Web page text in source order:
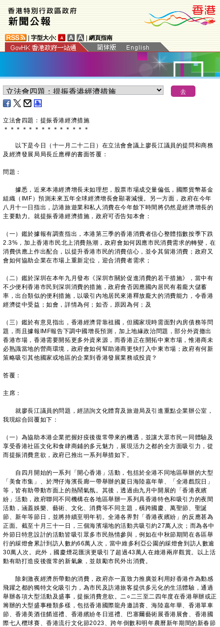
字型大小: 網頁指南
立法會四題：提振香港經濟措施
＊ ＊ ＊ ＊ ＊ ＊ ＊ ＊ ＊ ＊ ＊ ＊ ＊ ＊
以下是今日（十一月二十二日）在立法會會議上廖長江議員的提問和商務
及經濟發展局局長丘應樺的書面答覆：
問題：
據悉，近來本港經濟增長未如理想，股票市場成交量偏低，國際貨幣基金
組織（IMF）預測未來五年全球經濟增長會顯著減慢。另一方面，政府在今年
八月十一日指出，訪港旅遊業和私人消費在今年餘下時間將仍然是經濟增長的
主要動力。就提振香港經濟措施，政府可否告知本會：
（一）鑑於據報有調查指出，本港第三季的香港消費者信心整體指數按季下跌
2.3%，加上香港市民北上消費熱潮，政府會如何因應市民消費需求的轉變，在
消費供應上作出配合，以提升香港市民的消費信心，並令其留港消費；政府又
會如何協助企業在市場上重新定位，迎合消費者需求；
（二）鑑於深圳在本年九月發布《深圳市關於促進消費的若干措施》，當中有
不少便利香港市民到深圳消費的措施，政府會否因應國內居民有着龐大儲蓄
率，出台類似的便利措施，以吸引內地居民來港釋放龐大的消費能力，令香港
經濟從中受益；如會，詳情為何；如否，原因為何；及
（三）鑑於有意見指出，香港經濟背靠祖國，但國家現時需面對內房債務等問
題，而且據報IMF報告下調中國增長預測，加上地緣政治問題，部分外資撤出
香港市場，香港需要開拓更多外資來源，而香港正在開拓中東市場，惟港商未
必熟識當地的營商環境，政府會如何幫助港商更快打入中東市場；政府有何新
策略吸引其他國家或地區的企業到香港發展業務或投資？
答覆：
主席：
就廖長江議員的問題，經諮詢文化體育及旅遊局及引進重點企業辦公室，
我現綜合回覆如下：
（一）為協助本港企業把握好疫後復常帶來的機遇，並讓大眾市民一同體驗及
享受香港社區文化和食肆商鋪的多元魅力，展現活力之都的全方面吸引力，從
而提振消費意欲，政府已推出一系列舉措如下。
自四月開始的一系列「開心香港」活動，包括於全港不同地區舉辦的大型
「美食市集」、於灣仔海濱長廊一帶舉辦的夏日海陸嘉年華、「全港戲院日」
等，皆有助帶動市面上的熱鬧氣氛。其後，透過由九月中開展的「香港夜繽
紛」活動，政府聯同不同機構在各地區舉辦一系列具香港特色和吸引力的夜間
活動，涵蓋娛樂、藝術、文化、消費等不同主題，橫跨國慶、萬聖節、聖誕
節、新年等節日，並將持續至明年初。全港各界對「香港夜繽紛」的反應甚為
正面。截至十月三十一日，三個海濱場地的活動共吸引約27萬人次；而為各中
外節日特意設計的活動皆吸引眾多市民熱情參與，例如在中秋節期間在各區舉
行的綵燈會累計到訪人數約66萬人次，當中維多利亞公園的綵燈會到訪人數逾
30萬人次。此外，國慶煙花匯演更吸引了超過43萬人在維港兩岸觀賞。以上活
動有助打造疫後復常的新氣象，並鼓勵市民外出消費。
除刺激夜經濟所帶動的消費，政府亦一直致力推廣並利用好香港作為動感
飛躍之都的獨特文化吸引力，為市民及訪港旅客提供多元化的生活體驗，通過
舉辦各項大型活動及盛事，提振消費意欲。二○二三至二四年度在香港舉辦或正
籌辦的大型盛事種類多樣，包括香港國際龍舟邀請賽、海陸嘉年華、香港單車
節、香港美酒佳餚巡禮、香港繽紛冬日巡禮、巴塞爾藝術展香港展會、香港國
際七人欖球賽、香港流行文化節2023、跨年倒數和明年農曆新年期間的新春節